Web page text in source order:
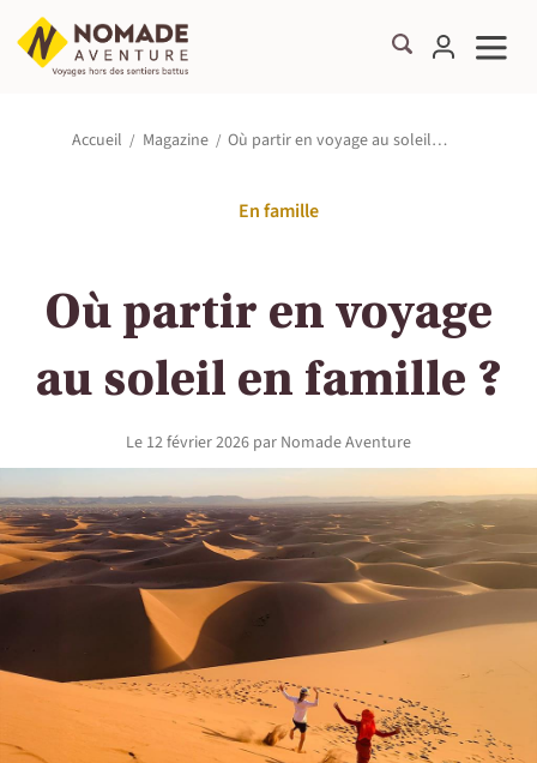
Accueil Magazine Où partir en voyage au soleil…
En famille
Où partir en voyage
au soleil en famille ?
Le 12 février 2026 par Nomade Aventure